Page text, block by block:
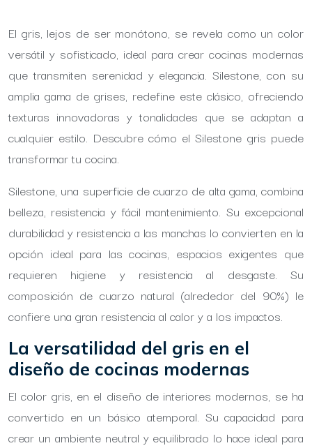
El gris, lejos de ser monótono, se revela como un color
versátil y sofisticado, ideal para crear cocinas modernas
que transmiten serenidad y elegancia. Silestone, con su
amplia gama de grises, redefine este clásico, ofreciendo
texturas innovadoras y tonalidades que se adaptan a
cualquier estilo. Descubre cómo el Silestone gris puede
transformar tu cocina.
Silestone, una superficie de cuarzo de alta gama, combina
belleza, resistencia y fácil mantenimiento. Su excepcional
durabilidad y resistencia a las manchas lo convierten en la
opción ideal para las cocinas, espacios exigentes que
requieren higiene y resistencia al desgaste. Su
composición de cuarzo natural (alrededor del 90%) le
confiere una gran resistencia al calor y a los impactos.
La versatilidad del gris en el
diseño de cocinas modernas
El color gris, en el diseño de interiores modernos, se ha
convertido en un básico atemporal. Su capacidad para
crear un ambiente neutral y equilibrado lo hace ideal para